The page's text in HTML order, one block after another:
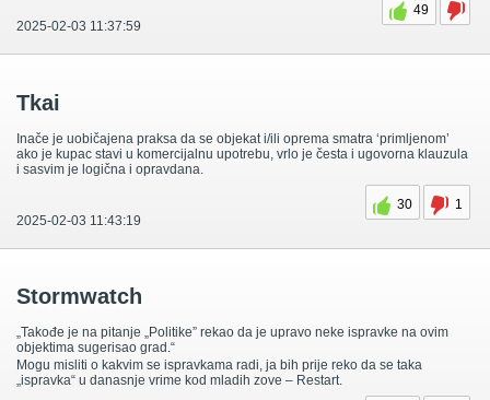
49
2025-02-03 11:37:59
Tkai
Inače je uobičajena praksa da se objekat i/ili oprema smatra ‘primljenom’
ako je kupac stavi u komercijalnu upotrebu, vrlo je česta i ugovorna klauzula
i sasvim je logična i opravdana.
30
1
2025-02-03 11:43:19
Stormwatch
„Takođe je na pitanje „Politike” rekao da je upravo neke ispravke na ovim
objektima sugerisao grad.“
Mogu misliti o kakvim se ispravkama radi, ja bih prije reko da se taka
„ispravka“ u danasnje vrime kod mladih zove – Restart.